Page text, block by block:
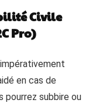
Civile
Pro)
en cas de
pourrez subbire ou